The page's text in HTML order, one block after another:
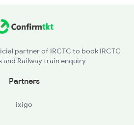
partner of IRCTC to book IRCTC
Railway train enquiry
Partners
ixigo